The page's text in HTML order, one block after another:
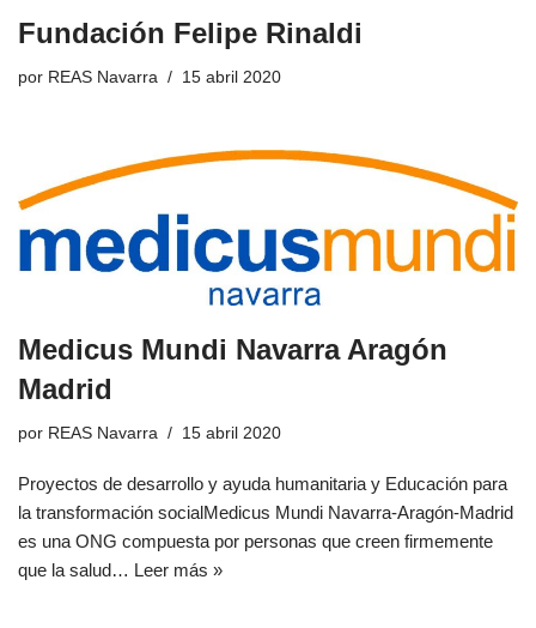
Fundación Felipe Rinaldi
por REAS Navarra 15 abril 2020
Medicus Mundi Navarra Aragón
Madrid
por REAS Navarra 15 abril 2020
Proyectos de desarrollo y ayuda humanitaria y Educación para
la transformación socialMedicus Mundi Navarra-Aragón-Madrid
es una ONG compuesta por personas que creen firmemente
que la salud… Leer más »